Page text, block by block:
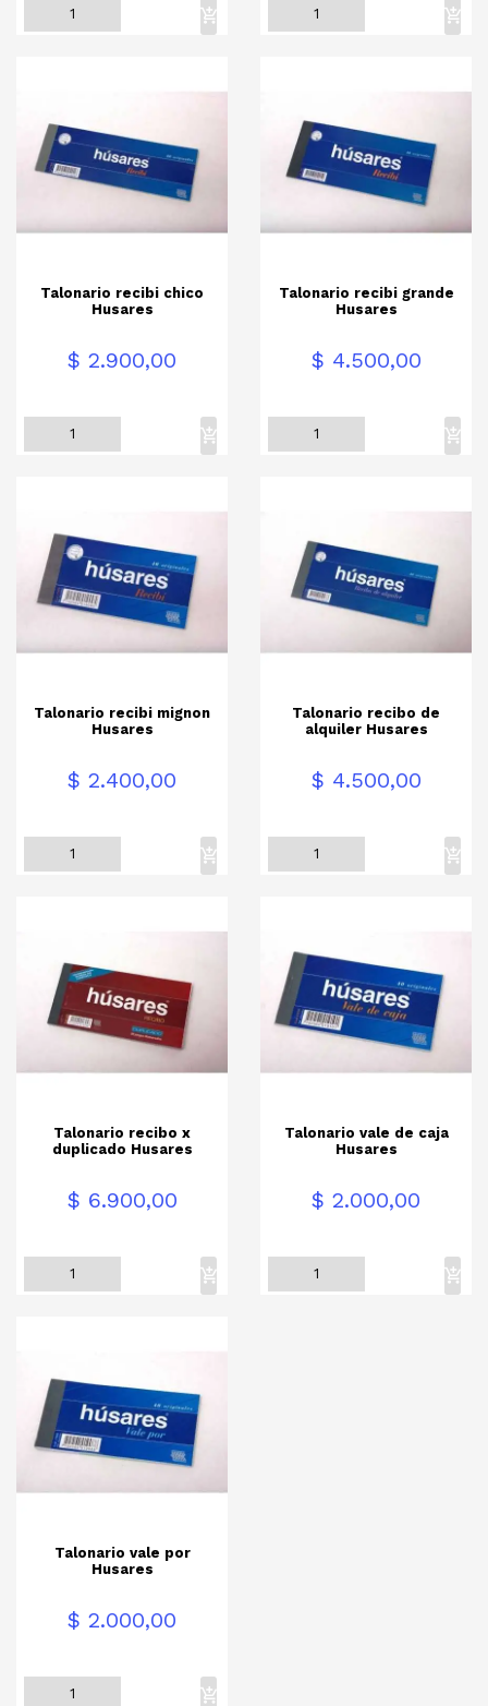
Talonario recibi chico
Husares
Precio$ 2.900,00
Talonario recibi grande
Husares
Precio$ 4.500,00
Talonario recibi mignon
Husares
Precio$ 2.400,00
Talonario recibo de
alquiler Husares
Precio$ 4.500,00
Talonario recibo x
duplicado Husares
Precio$ 6.900,00
Talonario vale de caja
Husares
Precio$ 2.000,00
Talonario vale por
Husares
Precio$ 2.000,00